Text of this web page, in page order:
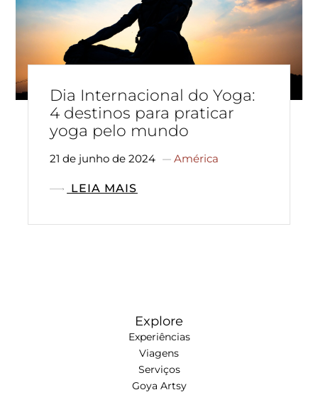
Dia Internacional do Yoga:
4 destinos para praticar
yoga pelo mundo
21 de junho de 2024 América
LEIA MAIS
Explore
Experiências
Viagens
Serviços
Goya Artsy